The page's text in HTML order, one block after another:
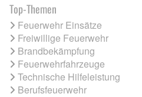
Top-Themen
Feuerwehr Einsätze
Freiwillige Feuerwehr
Brandbekämpfung
Feuerwehrfahrzeuge
Technische Hilfeleistung
Berufsfeuerwehr